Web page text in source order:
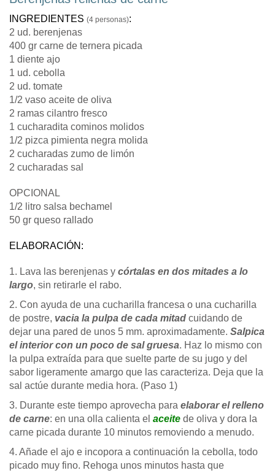
INGREDIENTES (4 personas):
2 ud. berenjenas
400 gr carne de ternera picada
1 diente ajo
1 ud. cebolla
2 ud. tomate
1/2 vaso aceite de oliva
2 ramas cilantro fresco
1 cucharadita cominos molidos
1/2 pizca pimienta negra molida
2 cucharadas zumo de limón
2 cucharadas sal
OPCIONAL
1/2 litro salsa bechamel
50 gr queso rallado
ELABORACIÓN:
1. Lava las berenjenas y córtalas en dos mitades a lo
largo, sin retirarle el rabo.
2. Con ayuda de una cucharilla francesa o una cucharilla
de postre, vacia la pulpa de cada mitad cuidando de
dejar una pared de unos 5 mm. aproximadamente. Salpica
el interior con un poco de sal gruesa. Haz lo mismo con
la pulpa extraída para que suelte parte de su jugo y del
sabor ligeramente amargo que las caracteriza. Deja que la
sal actúe durante media hora. (Paso 1)
3. Durante este tiempo aprovecha para elaborar el relleno
de carne: en una olla calienta el aceite de oliva y dora la
carne picada durante 10 minutos removiendo a menudo.
4. Añade el ajo e incopora a continuación la cebolla, todo
picado muy fino. Rehoga unos minutos hasta que